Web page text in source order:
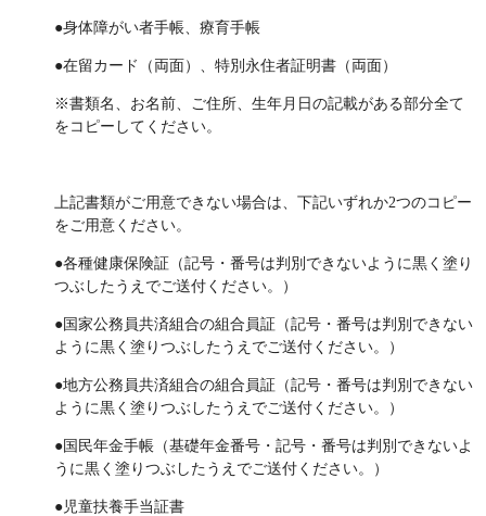
●身体障がい者手帳、療育手帳
●在留カード（両面）、特別永住者証明書（両面）
※書類名、お名前、ご住所、生年月日の記載がある部分全て
をコピーしてください。
上記書類がご用意できない場合は、下記いずれか2つのコピー
をご用意ください。
●各種健康保険証（記号・番号は判別できないように黒く塗り
つぶしたうえでご送付ください。）
●国家公務員共済組合の組合員証（記号・番号は判別できない
ように黒く塗りつぶしたうえでご送付ください。）
●地方公務員共済組合の組合員証（記号・番号は判別できない
ように黒く塗りつぶしたうえでご送付ください。）
●国民年金手帳（基礎年金番号・記号・番号は判別できないよ
うに黒く塗りつぶしたうえでご送付ください。）
●児童扶養手当証書